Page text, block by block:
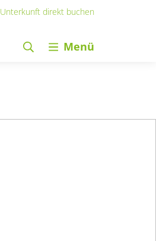
Unterkunft direkt buchen
Menü